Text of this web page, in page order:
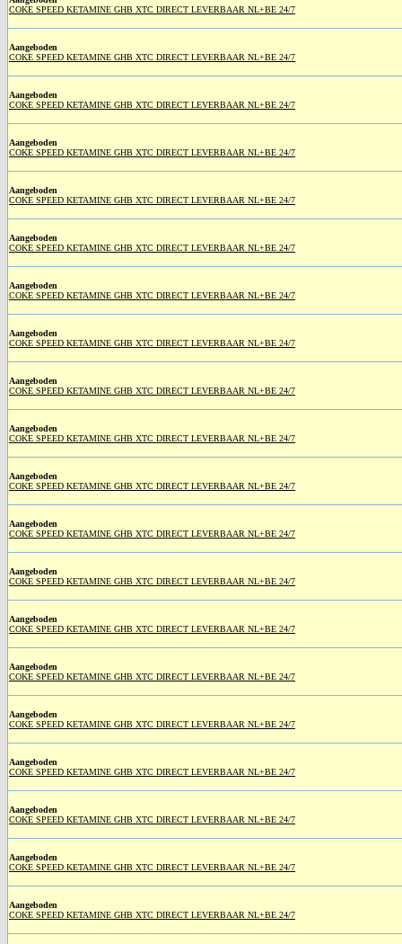
COKE SPEED KETAMINE GHB XTC DIRECT LEVERBAAR NL+BE 24/7
Aangeboden
COKE SPEED KETAMINE GHB XTC DIRECT LEVERBAAR NL+BE 24/7
Aangeboden
COKE SPEED KETAMINE GHB XTC DIRECT LEVERBAAR NL+BE 24/7
Aangeboden
COKE SPEED KETAMINE GHB XTC DIRECT LEVERBAAR NL+BE 24/7
Aangeboden
COKE SPEED KETAMINE GHB XTC DIRECT LEVERBAAR NL+BE 24/7
Aangeboden
COKE SPEED KETAMINE GHB XTC DIRECT LEVERBAAR NL+BE 24/7
Aangeboden
COKE SPEED KETAMINE GHB XTC DIRECT LEVERBAAR NL+BE 24/7
Aangeboden
COKE SPEED KETAMINE GHB XTC DIRECT LEVERBAAR NL+BE 24/7
Aangeboden
COKE SPEED KETAMINE GHB XTC DIRECT LEVERBAAR NL+BE 24/7
Aangeboden
COKE SPEED KETAMINE GHB XTC DIRECT LEVERBAAR NL+BE 24/7
Aangeboden
COKE SPEED KETAMINE GHB XTC DIRECT LEVERBAAR NL+BE 24/7
Aangeboden
COKE SPEED KETAMINE GHB XTC DIRECT LEVERBAAR NL+BE 24/7
Aangeboden
COKE SPEED KETAMINE GHB XTC DIRECT LEVERBAAR NL+BE 24/7
Aangeboden
COKE SPEED KETAMINE GHB XTC DIRECT LEVERBAAR NL+BE 24/7
Aangeboden
COKE SPEED KETAMINE GHB XTC DIRECT LEVERBAAR NL+BE 24/7
Aangeboden
COKE SPEED KETAMINE GHB XTC DIRECT LEVERBAAR NL+BE 24/7
Aangeboden
COKE SPEED KETAMINE GHB XTC DIRECT LEVERBAAR NL+BE 24/7
Aangeboden
COKE SPEED KETAMINE GHB XTC DIRECT LEVERBAAR NL+BE 24/7
Aangeboden
COKE SPEED KETAMINE GHB XTC DIRECT LEVERBAAR NL+BE 24/7
Aangeboden
COKE SPEED KETAMINE GHB XTC DIRECT LEVERBAAR NL+BE 24/7